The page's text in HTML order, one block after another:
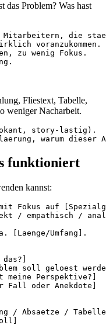
das Problem? Was hast
Mitarbeitern, die
voranzukommen.
zu wenig Fokus.
Fliestext, Tabelle,
weniger Nacharbeit.
story-lastig).
funktioniert
kannst:
Fokus auf
/ empathisch /
[Laenge/Umfang].
soll geloest
Perspektive?]
oder Anekdote]
/ Absaetze /